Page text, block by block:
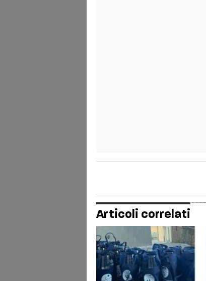
Articoli correlati